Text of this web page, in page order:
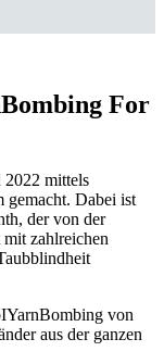
For
2022 mittels
gemacht. Dabei ist
der von der
zahlreichen
von
aus der ganzen